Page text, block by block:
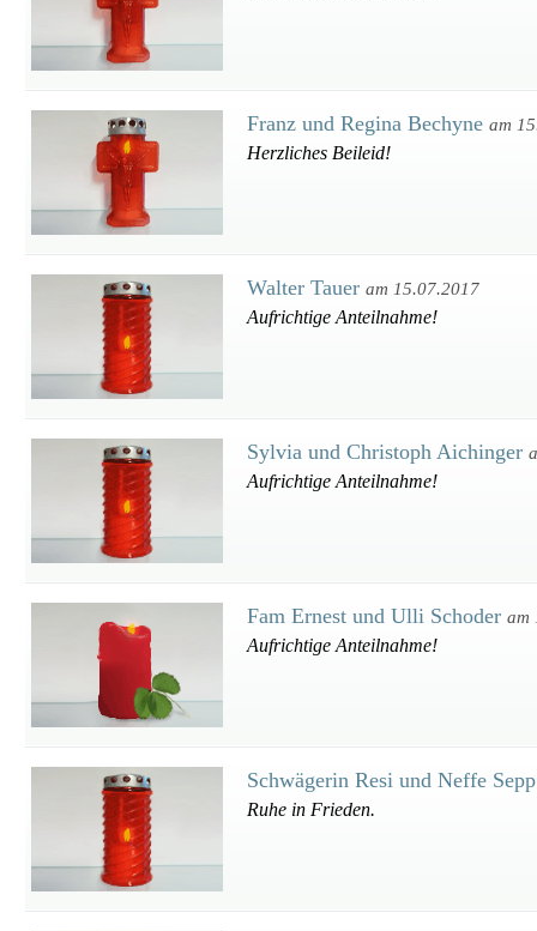
Franz und Regina Bechyne am
Herzliches Beileid!
Walter Tauer am 15.07.2017
Aufrichtige Anteilnahme!
Sylvia und Christoph Aichinger
Aufrichtige Anteilnahme!
Fam Ernest und Ulli Schoder am
Aufrichtige Anteilnahme!
Schwägerin Resi und Neffe
Ruhe in Frieden.